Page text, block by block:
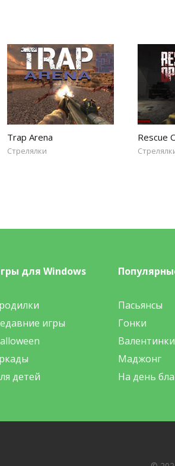
Trap Arena
Стрелялки
Rescue
для Windows
игры
детей
Пасьянсы
Гонки
Валентинки
Маджонг
На день